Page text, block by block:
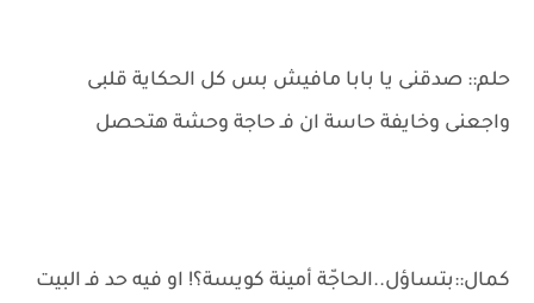
حلم:: صدقنى يا بابا مافيش بس كل الحكاية قلبى
واجعنى وخايفة حاسة ان فـ حاجة وحشة هتحصل
كمال::بتساؤل..الحاجّة أمينة كويسة؟! او فيه حد فـ البيت